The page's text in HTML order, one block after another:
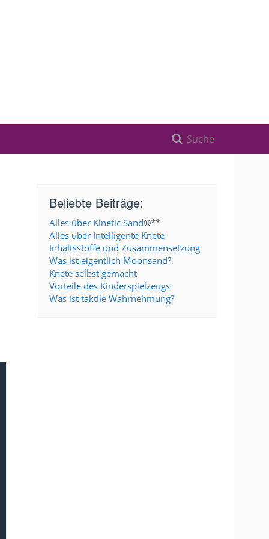
Beliebte Beiträge:
Alles über Kinetic Sand®**
Alles über Intelligente Knete
Inhaltsstoffe und Zusammensetzung
Was ist eigentlich Moonsand?
Knete selbst gemacht
Vorteile des Kinderspielzeugs
Was ist taktile Wahrnehmung?